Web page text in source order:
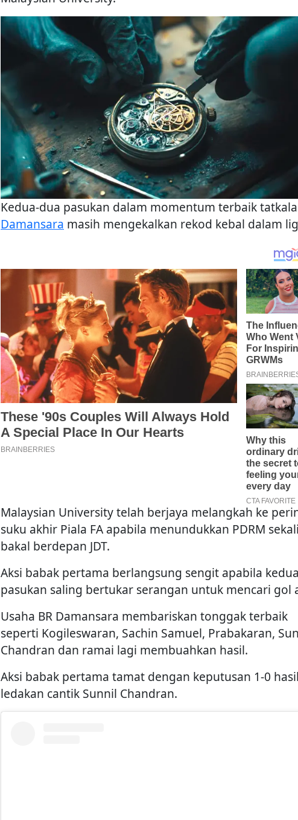
Kedua-dua pasukan dalam momentum terbaik tatkala
Damansara masih mengekalkan rekod kebal dalam
Malaysian University telah berjaya melangkah ke
suku akhir Piala FA apabila menundukkan PDRM
bakal berdepan JDT.
Aksi babak pertama berlangsung sengit apabila
pasukan saling bertukar serangan untuk mencari gol
Usaha BR Damansara membariskan tonggak terbaik
seperti Kogileswaran, Sachin Samuel, Prabakaran,
Chandran dan ramai lagi membuahkan hasil.
Aksi babak pertama tamat dengan keputusan 1-0 hasil
ledakan cantik Sunnil Chandran.